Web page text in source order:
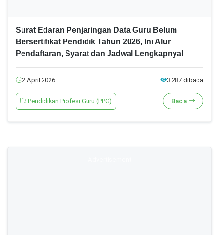
Surat Edaran Penjaringan Data Guru Belum
Bersertifikat Pendidik Tahun 2026, Ini Alur
Pendaftaran, Syarat dan Jadwal Lengkapnya!
2 April 2026 3.287 dibaca
Pendidikan Profesi Guru (PPG) Baca